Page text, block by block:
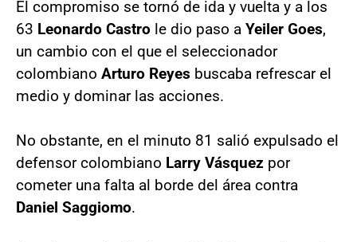
El compromiso se tornó de ida y vuelta y a los
63 Leonardo Castro le dio paso a Yeiler Goes,
un cambio con el que el seleccionador
colombiano Arturo Reyes buscaba refrescar el
medio y dominar las acciones.
No obstante, en el minuto 81 salió expulsado el
defensor colombiano Larry Vásquez por
cometer una falta al borde del área contra
Daniel Saggiomo.